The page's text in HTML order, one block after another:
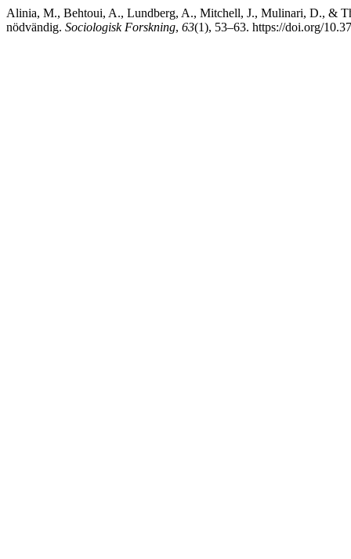
Alinia, M., Behtoui, A., Lundberg, A., Mitchell, J., Mulinari, D., &
nödvändig. Sociologisk Forskning, 63(1), 53–63. https://doi.org/